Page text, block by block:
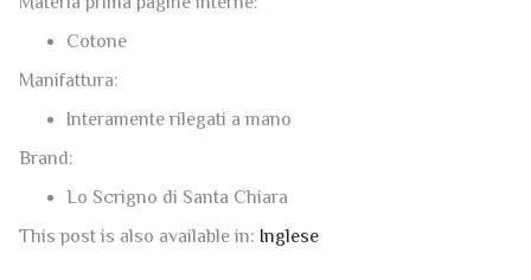
Cotone
Manifattura:
Interamente rilegati a mano
Brand:
Lo Scrigno di Santa Chiara
This post is also available in: Inglese